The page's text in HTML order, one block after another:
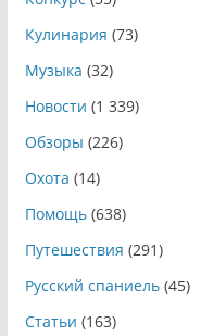
Кулинария (73)
Музыка (32)
Новости (1 339)
Обзоры (226)
Охота (14)
Помощь(638)
Путешествия (291)
Русский спаниель(45)
Статьи (163)